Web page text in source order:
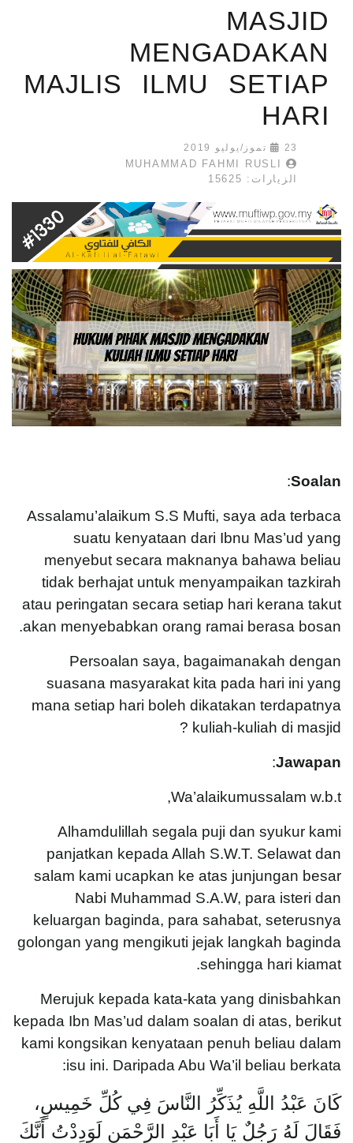
MASJID
MENGADAKAN
MAJLIS ILMU SETIAP
HARI
23 تموز/يوليو 2019
MUHAMMAD FAHMI RUSLI
الزيارات: 15625
Soalan
:
Assalamu’alaikum S.S Mufti, saya ada terbaca
suatu kenyataan dari Ibnu Mas’ud yang
menyebut secara maknanya bahawa beliau
tidak berhajat untuk menyampaikan tazkirah
atau peringatan secara setiap hari kerana takut
akan menyebabkan orang ramai berasa bosan.
Persoalan saya, bagaimanakah dengan
suasana masyarakat kita pada hari ini yang
mana setiap hari boleh dikatakan terdapatnya
kuliah-kuliah di masjid ?
Jawapan
:
Wa’alaikumussalam w.b.t,
Alhamdulillah segala puji dan syukur kami
panjatkan kepada Allah S.W.T. Selawat dan
salam kami ucapkan ke atas junjungan besar
Nabi Muhammad S.A.W, para isteri dan
keluargan baginda, para sahabat, seterusnya
golongan yang mengikuti jejak langkah baginda
sehingga hari kiamat.
Merujuk kepada kata-kata yang dinisbahkan
kepada Ibn Mas’ud dalam soalan di atas, berikut
kami kongsikan kenyataan penuh beliau dalam
isu ini. Daripada Abu Wa’il beliau berkata:
كَانَ عَبْدُ اللَّهِ يُذَكِّرُ النَّاسَ فِي كُلِّ خَمِيسٍ،
فَقَالَ لَهُ رَجُلٌ يَا أَبَا عَبْدِ الرَّحْمَنِ لَوَدِدْتُ أَنَّكَ